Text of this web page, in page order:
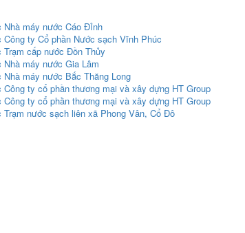
Nhà máy nước Cáo Đỉnh
ty Cổ phần Nước sạch Vĩnh Phúc
cấp nước Đồn Thủy
máy nước Gia Lâm
máy nước Bắc Thăng Long
ty cổ phần thương mại và xây dựng HT Group
ty cổ phần thương mại và xây dựng HT Group
nước sạch liên xã Phong Vân, Cổ Đô